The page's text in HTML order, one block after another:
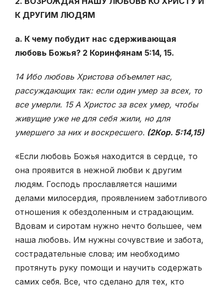
К ДРУГИМ ЛЮДЯМ
а. К чему побудит нас сдерживающая
любовь Божья? 2 Коринфянам 5:14, 15.
14 Ибо любовь Христова объемлет нас,
рассуждающих так: если один умер за всех, то
все умерли. 15 А Христос за всех умер, чтобы
живущие уже не для себя жили, но для
умершего за них и воскресшего. (2Кор. 5:14,15)
«Если любовь Божья находится в сердце, то
она проявится в нежной любви к другим
людям. Господь прославляется нашими
делами милосердия, проявлением заботливого
отношения к обездоленным и страдающим.
Вдовам и сиротам нужно нечто большее, чем
наша любовь. Им нужны сочувствие и забота,
сострадательные слова; им необходимо
протянуть руку помощи и научить содержать
самих себя. Все, что сделано для тех, кто